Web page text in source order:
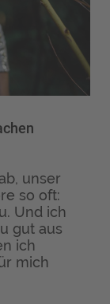
unser
so oft:
Und ich
gut aus
ich
mich